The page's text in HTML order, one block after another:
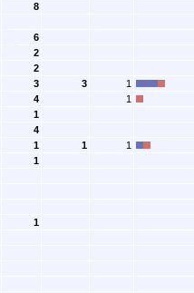
8
6
2
2
3 3 1
4 1
1
4
1 1 1
1
1